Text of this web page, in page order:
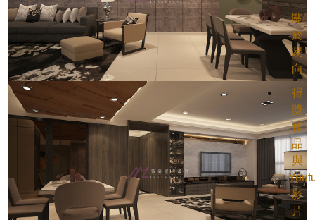
關
於
易
向
得
獎
作
品
與
影
片